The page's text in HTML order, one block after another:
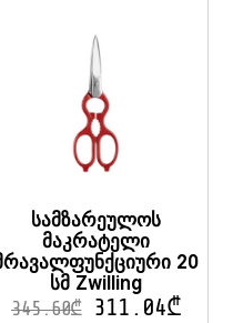
სამზარეულოს
მაკრატელი
20
სმ Zwilling
345.60₾ 311.04₾